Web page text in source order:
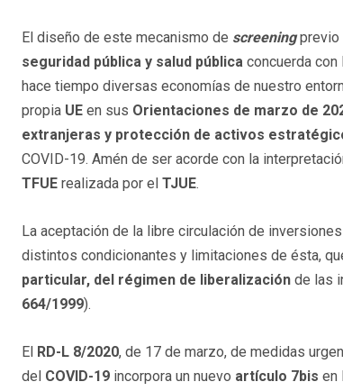
El diseño de este mecanismo de screeningprevio
seguridad pública y salud pública concuerda
hace tiempo diversas economías de nuestro
propia UE en sus Orientaciones de marzo de
extranjeras y protección de activos
COVID-19. Amén de ser acorde con la
TFUE realizada por el TJUE.
La aceptación de la libre circulación de
distintos condicionantes y limitaciones de ésta,
particular, del régimen de liberalización de las
664/1999).
El RD-L 8/2020, de 17 de marzo, de medidas
del COVID-19 incorpora un nuevo artículo 7bis en